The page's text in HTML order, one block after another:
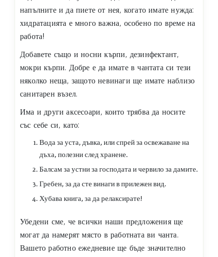
напълните и да пиете от нея, когато имате нужда:
хидратацията е много важна, особено по време на
работа!
Добавете също и носни кърпи, дезинфектант,
мокри кърпи. Добре е да имате в чантата си тези
няколко неща, защото невинаги ще имате наблизо
санитарен възел.
Има и други аксесоари, които трябва да носите
със себе си, като:
Вода за уста, дъвка, или спрей за освежаване на
дъха, полезни след хранене.
Балсам за устни за господата и червило за дамите.
Гребен, за да сте винаги в прилежен вид.
Хубава книга, за да релаксирате!
Убедени сме, че всички наши предложения ще
могат да намерят място в работната ви чанта.
Вашето работно ежедневие ще бъде значително